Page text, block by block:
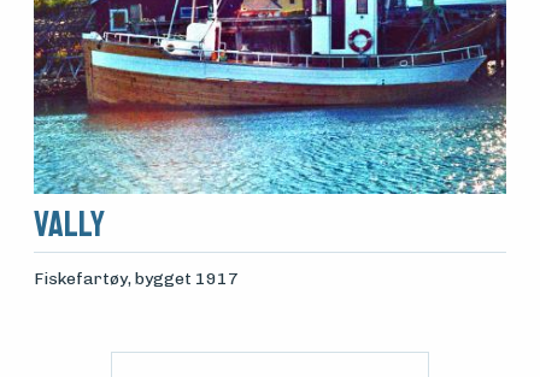
Vally
Fiskefartøy, bygget 1917